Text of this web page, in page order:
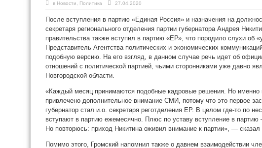
в Новости Политика 27.04.2020
После вступления в партию «Единая Россия» и назначения на
секретаря регионального отделения партии губернатора Андрея
правительства также вступил в партию «ЕР», что породило слухи об
Представитель Агентства политических и экономических
подобную версию. На его взгляд, в данном случае речь идет об
отношений с политической партией, чьими сторонниками уже давно
Новгородской области.
«Каждый месяц принимаются подобные кадровые решения. Но именно
привлечено дополнительное внимание СМИ, потому что это первое
губернатор стал и.о. секретаря реготделения ЕР. В целом где-то по
вступают в партию ежемесячно. Плюс по уставу вступление в партию
Но повторюсь: приход Никитина оживил внимание к партии», —
Помимо этого, Громский напомнил также о давнем взаимодействии